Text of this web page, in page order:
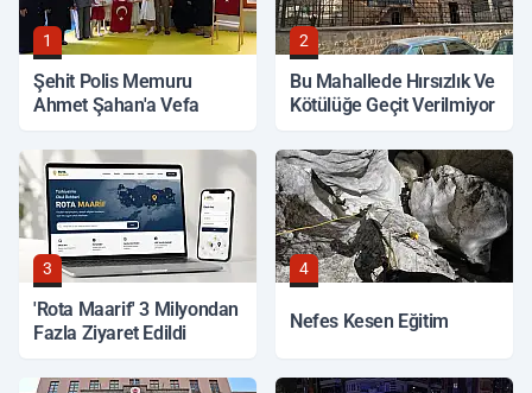
1
Şehit Polis Memuru
Ahmet Şahan'a Vefa
2
Bu Mahallede Hırsızlık Ve
Kötülüğe Geçit Verilmiyor
3
'Rota Maarif' 3 Milyondan
Fazla Ziyaret Edildi
4
Nefes Kesen Eğitim